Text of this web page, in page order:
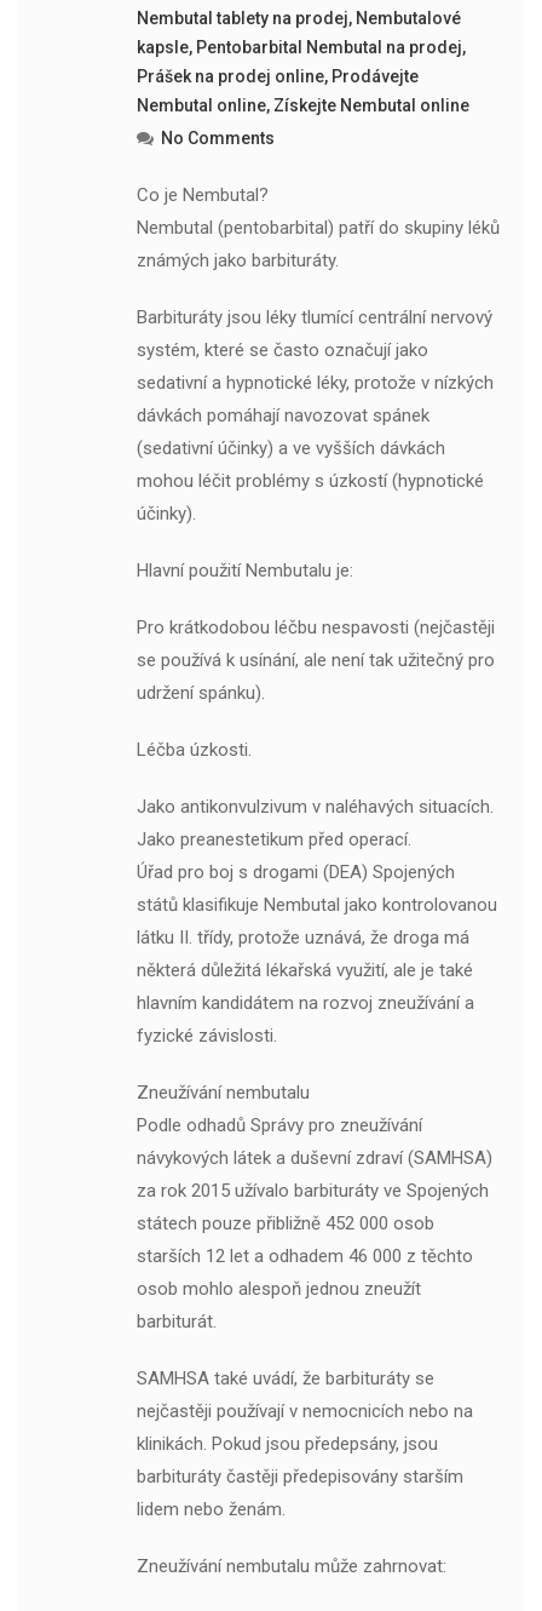
Nembutal tablety na prodej, Nembutalové
kapsle, Pentobarbital Nembutal na prodej,
Prášek na prodej online, Prodávejte
Nembutal online, Získejte Nembutal online
No Comments
Co je Nembutal?
Nembutal (pentobarbital) patří do skupiny léků
známých jako barbituráty.
Barbituráty jsou léky tlumící centrální nervový
systém, které se často označují jako
sedativní a hypnotické léky, protože v nízkých
dávkách pomáhají navozovat spánek
(sedativní účinky) a ve vyšších dávkách
mohou léčit problémy s úzkostí (hypnotické
účinky).
Hlavní použití Nembutalu je:
Pro krátkodobou léčbu nespavosti (nejčastěji
se používá k usínání, ale není tak užitečný pro
udržení spánku).
Léčba úzkosti.
Jako antikonvulzivum v naléhavých situacích.
Jako preanestetikum před operací.
Úřad pro boj s drogami (DEA) Spojených
států klasifikuje Nembutal jako kontrolovanou
látku II. třídy, protože uznává, že droga má
některá důležitá lékařská využití, ale je také
hlavním kandidátem na rozvoj zneužívání a
fyzické závislosti.
Zneužívání nembutalu
Podle odhadů Správy pro zneužívání
návykových látek a duševní zdraví (SAMHSA)
za rok 2015 užívalo barbituráty ve Spojených
státech pouze přibližně 452 000 osob
starších 12 let a odhadem 46 000 z těchto
osob mohlo alespoň jednou zneužít
barbiturát.
SAMHSA také uvádí, že barbituráty se
nejčastěji používají v nemocnicích nebo na
klinikách. Pokud jsou předepsány, jsou
barbituráty častěji předepisovány starším
lidem nebo ženám.
Zneužívání nembutalu může zahrnovat: